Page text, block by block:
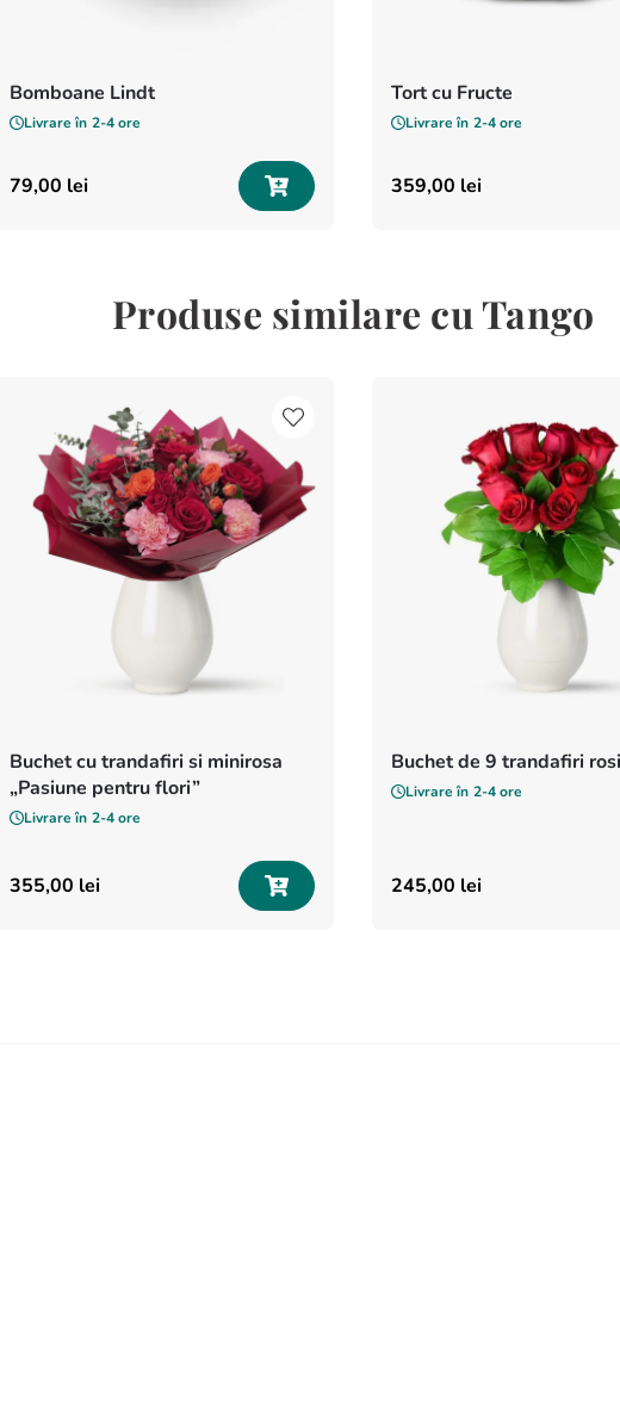
Bomboane Lindt
Livrare în 2-4 ore
79,00 lei
Tort cu Fructe
Livrare în 2-4 ore
359,00 lei
Produse similare cu Tango
Buchet cu trandafiri si minirosa
„Pasiune pentru flori”
Livrare în 2-4 ore
355,00 lei
Buchet de 9 trandafiri
Livrare în 2-4 ore
245,00 lei